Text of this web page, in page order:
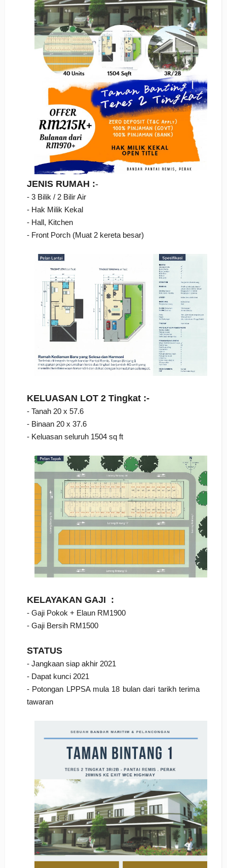
JENIS RUMAH :-
- 3 Bilik / 2 Bilir Air
- Hak Milik Kekal
- Hall, Kitchen
- Front Porch (Muat 2 kereta besar)
KELUASAN LOT 2 Tingkat :-
- Tanah 20 x 57.6
- Binaan 20 x 37.6
- Keluasan seluruh 1504 sq ft
KELAYAKAN GAJI :
- Gaji Pokok + Elaun RM1900
- Gaji Bersih RM1500
STATUS
- Jangkaan siap akhir 2021
- Dapat kunci 2021
- Potongan LPPSA mula 18 bulan dari tarikh terima
tawaran